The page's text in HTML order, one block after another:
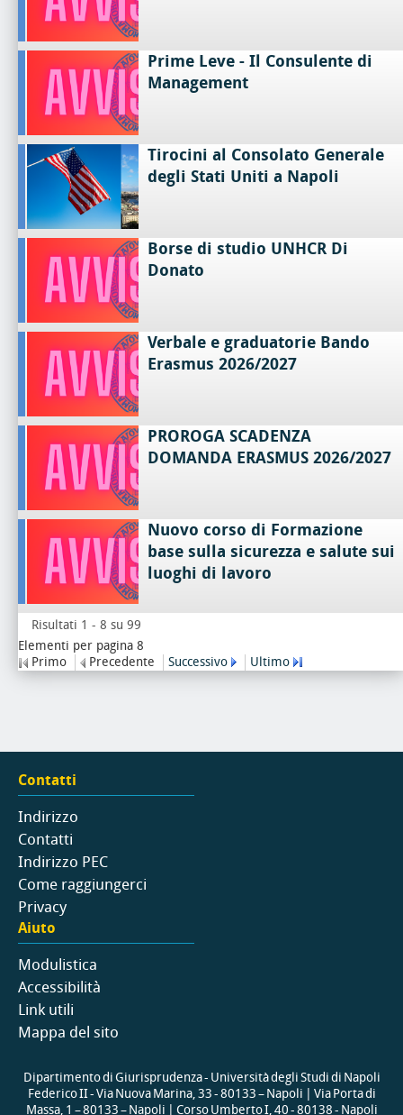
Prime Leve - Il Consulente di
Management
Tirocini al Consolato Generale
degli Stati Uniti a Napoli
Borse di studio UNHCR Di
Donato
Verbale e graduatorie Bando
Erasmus 2026/2027
PROROGA SCADENZA
DOMANDA ERASMUS 2026/2027
Nuovo corso di Formazione
base sulla sicurezza e salute sui
luoghi di lavoro
Risultati 1 - 8 su 99
Elementi per pagina 8
Primo
Precedente Successivo Ultimo
Contatti
Indirizzo
Contatti
Indirizzo PEC
Come raggiungerci
Privacy
Aiuto
Modulistica
Accessibilità
Link utili
Mappa del sito
Dipartimento di Giurisprudenza - Università degli Studi di Napoli
Federico II - Via Nuova Marina, 33 - 80133 – Napoli | Via Porta di
Massa, 1 – 80133 – Napoli | Corso Umberto I, 40 - 80138 - Napoli